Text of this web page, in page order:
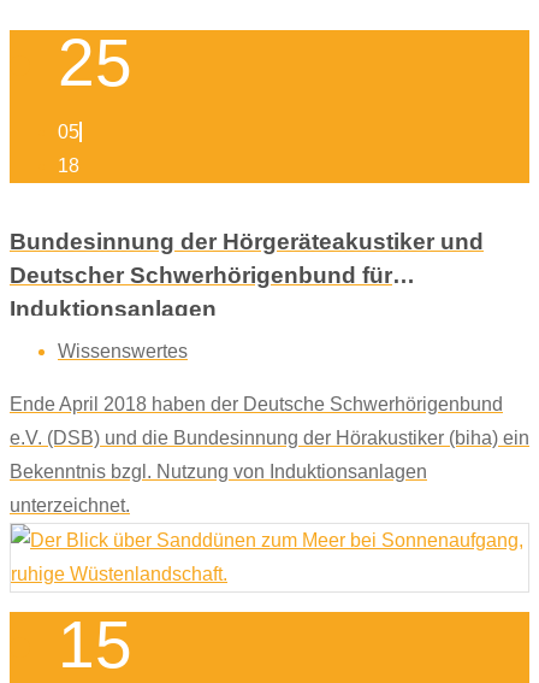
25
05
18
Bundesinnung der Hörgeräteakustiker und
Deutscher Schwerhörigenbund für
Induktionsanlagen
Wissenswertes
Ende April 2018 haben der Deutsche Schwerhörigenbund
e.V. (DSB) und die Bundesinnung der Hörakustiker (biha) ein
Bekenntnis bzgl. Nutzung von Induktionsanlagen
unterzeichnet.
15